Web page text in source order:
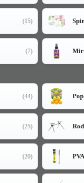
(15)
(7)
(44)
(25)
(20)